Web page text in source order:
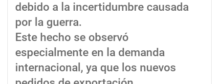
debido a la incertidumbre causada
por la guerra.
Este hecho se observó
especialmente en la demanda
internacional, ya que los nuevos